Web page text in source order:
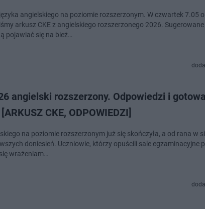
angielskiego na poziomie rozszerzonym. W czwartek 7.05
arkusz CKE z angielskiego rozszerzonego 2026. Sugerowane
pojawiać się na bież…
angielski rozszerzony. Odpowiedzi i gotowa
CKE, ODPOWIEDZI]
na poziomie rozszerzonym już się skończyła, a od rana w
doniesień. Uczniowie, którzy opuścili sale egzaminacyjne
wrażeniam…